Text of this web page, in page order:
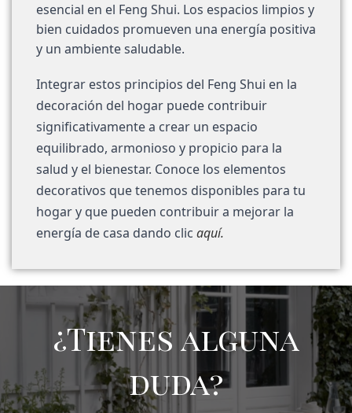
esencial en el Feng Shui. Los espacios limpios y
bien cuidados promueven una energía positiva
y un ambiente saludable.
Integrar estos principios del Feng Shui en la
decoración del hogar puede contribuir
significativamente a crear un espacio
equilibrado, armonioso y propicio para la
salud y el bienestar. Conoce los elementos
decorativos que tenemos disponibles para tu
hogar y que pueden contribuir a mejorar la
energía de casa dando clic aquí.
¿Tienes alguna
duda?